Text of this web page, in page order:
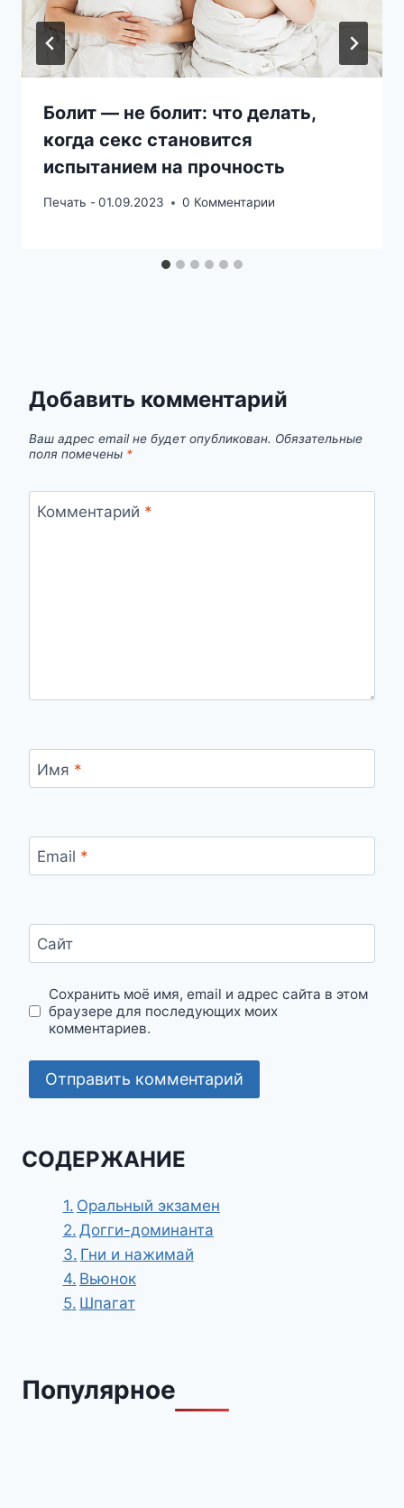
Болит — не болит: что делать,
когда секс становится
испытанием на прочность
Печать -01.09.2023 0 Комментарии
Добавить комментарий
Ваш адрес email не будет опубликован. Обязательные
поля помечены *
Комментарий *
Имя *
Email *
Сайт
Сохранить моё имя, email и адрес сайта в этом
браузере для последующих моих
комментариев.
СОДЕРЖАНИЕ
Оральный экзамен
Догги-доминанта
Гни и нажимай
Вьюнок
Шпагат
Популярное